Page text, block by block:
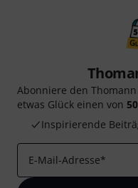
Abonniere den
etwas Glück einen von
Inspirierende
E-Mail-Adresse*